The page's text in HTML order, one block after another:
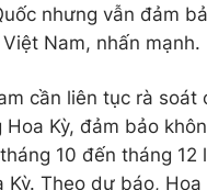
nhưng vẫn đảm
Nam, nhấn mạnh.
cần liên tục rà
Kỳ, đảm bảo
10 đến tháng
Theo dự báo,